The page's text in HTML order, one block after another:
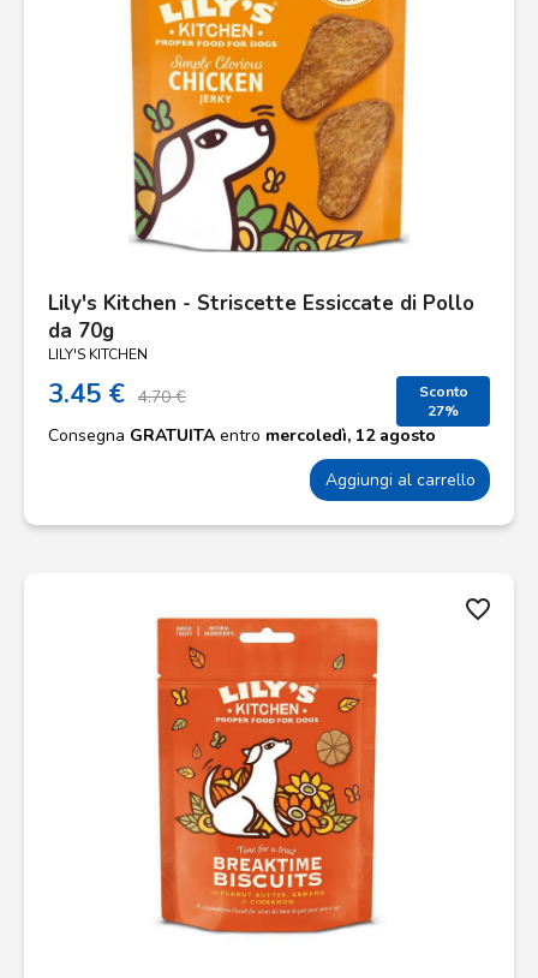
Lily's Kitchen - Striscette Essiccate di Pollo
da 70g
LILY'S KITCHEN
3.45 € 4.70 €
Sconto
27%
Consegna GRATUITA entro mercoledì, 12 agosto
Aggiungi al carrello
favorite_border